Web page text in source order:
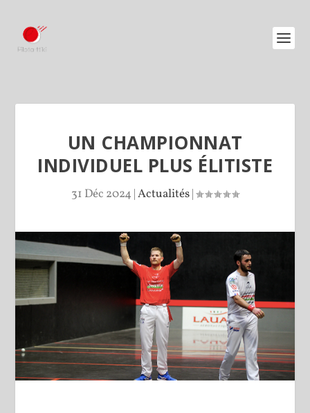
UN CHAMPIONNAT
INDIVIDUEL PLUS ÉLITISTE
31 Déc 2024 |Actualités|